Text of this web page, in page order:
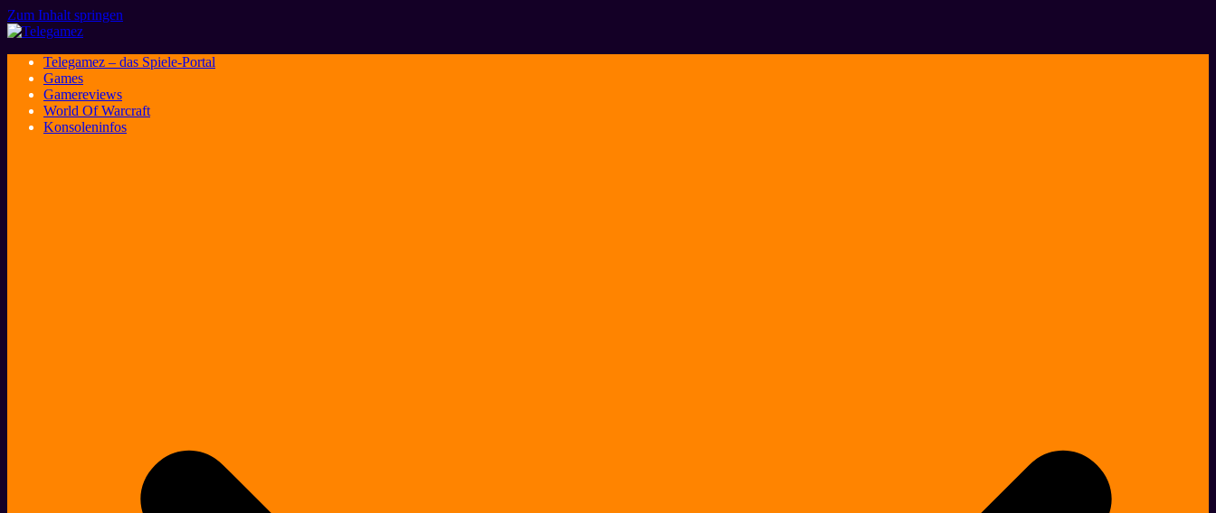
Zum Inhalt springen
Telegamez – das Spiele-Portal
Games
Gamereviews
World Of Warcraft
Konsoleninfos